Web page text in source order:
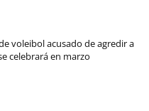
voleibol acusado de agredir a
celebrará en marzo